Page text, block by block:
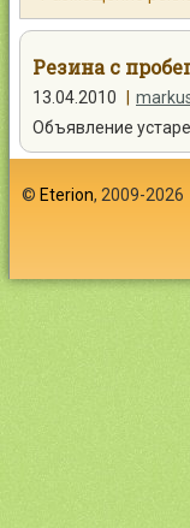
Резина с
13.04.2010
Объявление
© Eterion, 2009-2026